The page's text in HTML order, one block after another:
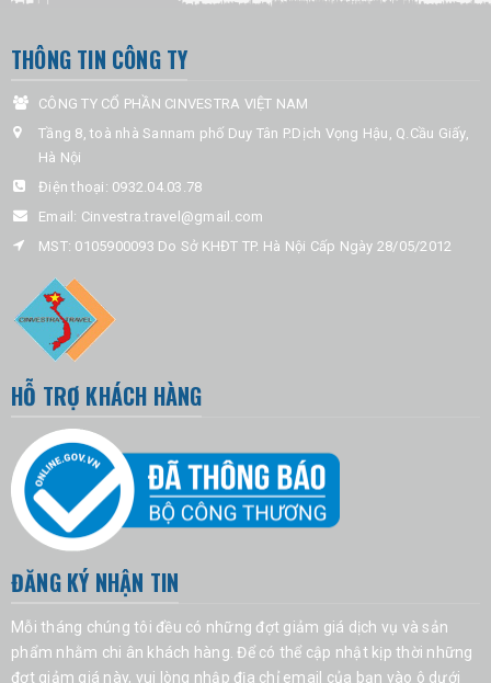
THÔNG TIN CÔNG TY
CÔNG TY CỔ PHẦN CINVESTRA VIỆT NAM
Tầng 8, toà nhà Sannam phố Duy Tân P.Dịch Vọng Hậu, Q.Cầu Giấy,
Hà Nội
Điện thoại: 0932.04.03.78
Email: Cinvestra.travel@gmail.com
MST: 0105900093 Do Sở KHĐT TP. Hà Nội Cấp Ngày 28/05/2012
HỖ TRỢ KHÁCH HÀNG
ĐĂNG KÝ NHẬN TIN
Mỗi tháng chúng tôi đều có những đợt giảm giá dịch vụ và sản
phẩm nhằm chi ân khách hàng. Để có thể cập nhật kịp thời những
đợt giảm giá này, vui lòng nhập địa chỉ email của bạn vào ô dưới